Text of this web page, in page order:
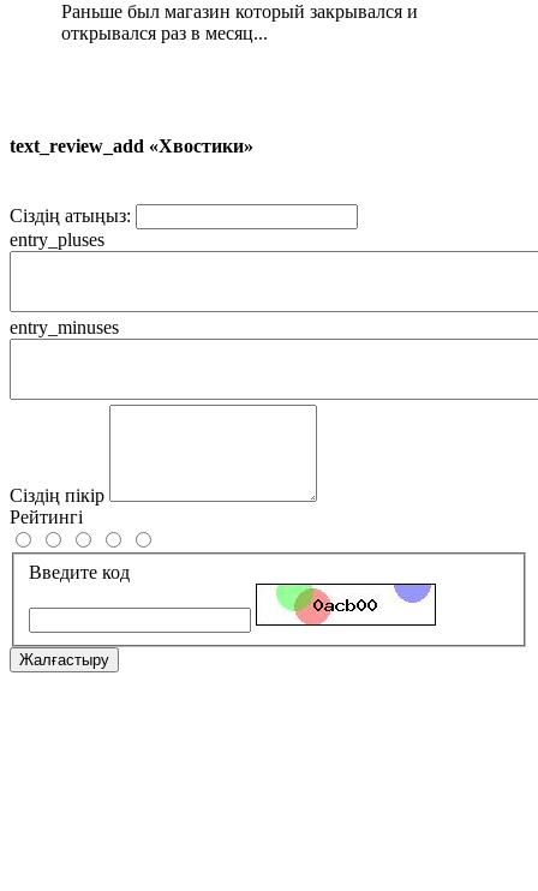
Раньше был магазин который закрывался и
открывался раз в месяц...
text_review_add «Хвостики»
Сіздің атыңыз:
entry_pluses
entry_minuses
Сіздің пікір
Рейтингі
Введите код
Жалғастыру